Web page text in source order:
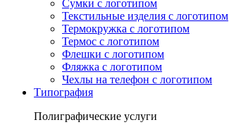
Сумки с логотипом
Текстильные изделия с логотипом
Термокружка с логотипом
Термос с логотипом
Флешки с логотипом
Фляжка с логотипом
Чехлы на телефон с логотипом
Типография
Полиграфические услуги